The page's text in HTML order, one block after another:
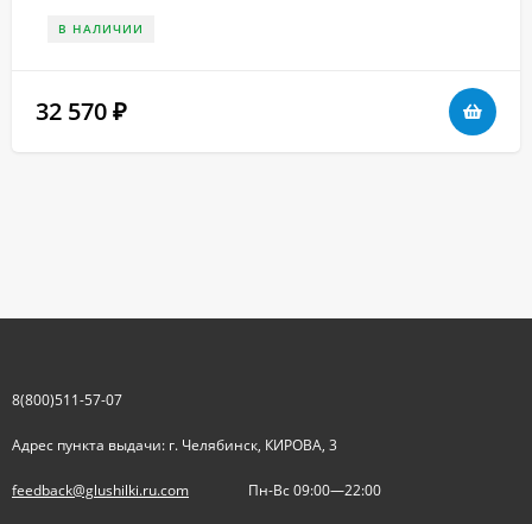
В НАЛИЧИИ
32 570 ₽
8(800)511-57-07
Адрес пункта выдачи: г. Челябинск, КИРОВА, 3
feedback@glushilki.ru.com Пн-Вс 09:00—22:00